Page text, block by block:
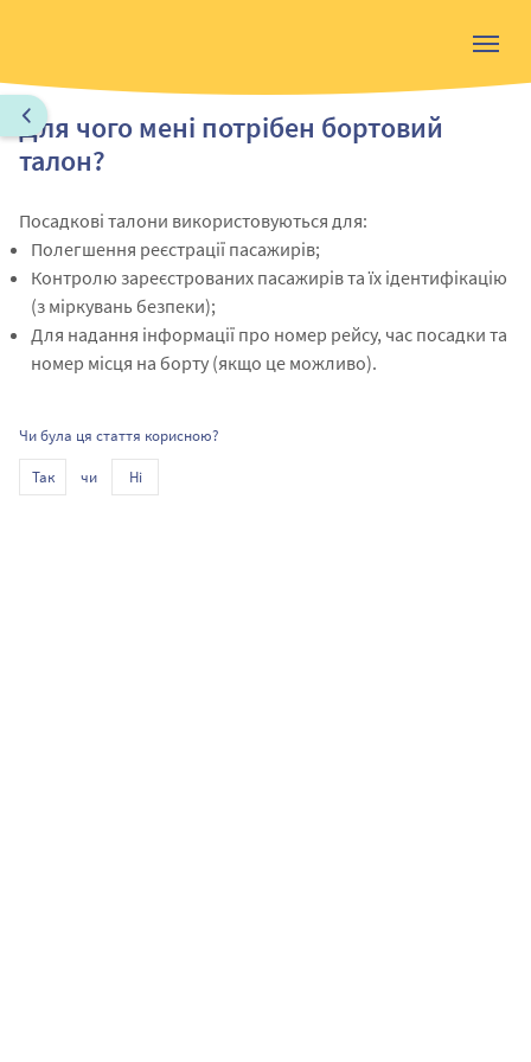
Для чого мені потрібен бортовий
талон?
Посадкові талони використовуються для:
Полегшення реєстрації пасажирів;
Контролю зареєстрованих пасажирів та їх ідентифікацію
(з міркувань безпеки);
Для надання інформації про номер рейсу, час посадки та
номер місця на борту (якщо це можливо).
Чи була ця стаття корисною?
Так чи Ні